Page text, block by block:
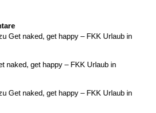
Get naked, get happy – FKK Urlaub in
naked, get happy – FKK Urlaub in
Get naked, get happy – FKK Urlaub in